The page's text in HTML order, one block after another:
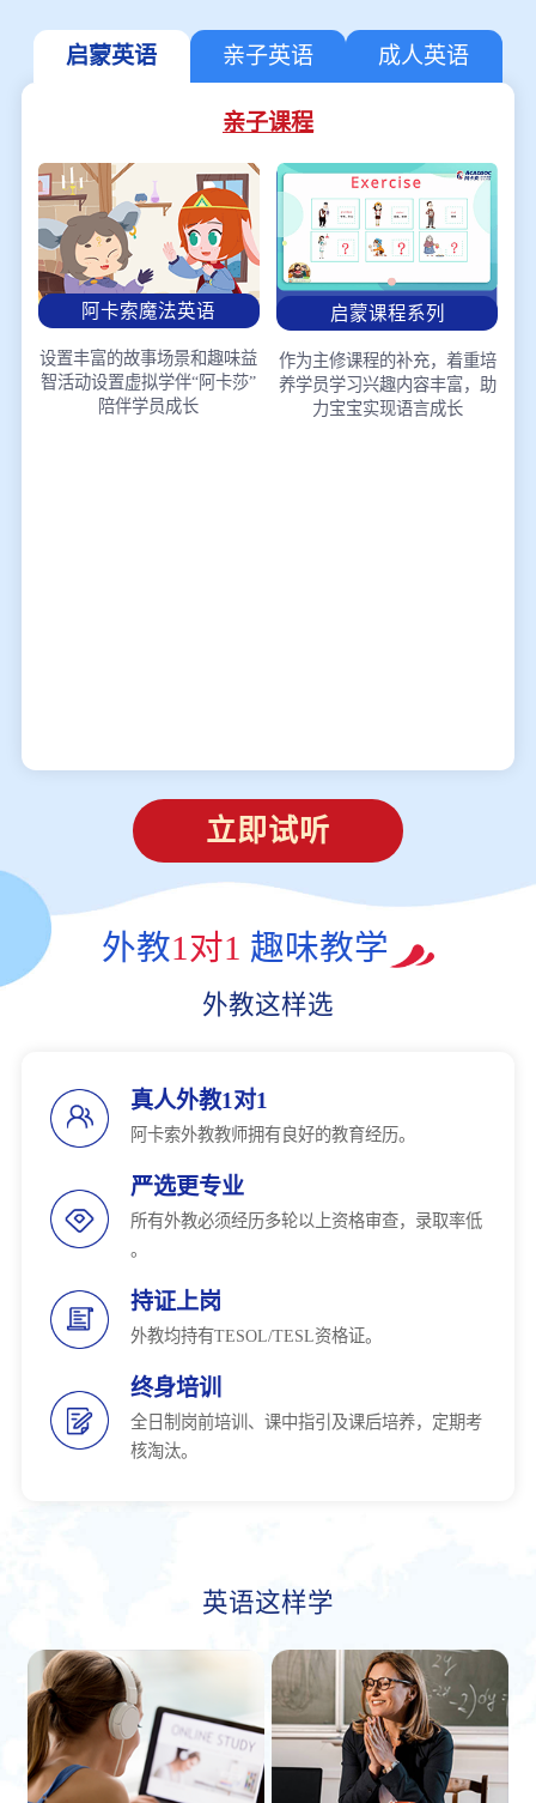
启蒙英语 亲子英语 成人英语
亲子课程
阿卡索魔法英语
设置丰富的故事场景和趣味益
智活动设置虚拟学伴“阿卡莎”
陪伴学员成长
启蒙课程系列
作为主修课程的补充，着重培
养学员学习兴趣内容丰富，助
力宝宝实现语言成长
立即试听
外教1对1 趣味教学
外教这样选
真人外教1对1
阿卡索外教教师拥有良好的教育经历。
严选更专业
所有外教必须经历多轮以上资格审查，录取率低
。
持证上岗
外教均持有TESOL/TESL资格证。
终身培训
全日制岗前培训、课中指引及课后培养，定期考
核淘汰。
英语这样学